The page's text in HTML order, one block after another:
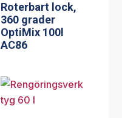
Roterbart lock,
360 grader
OptiMix 100l
AC86